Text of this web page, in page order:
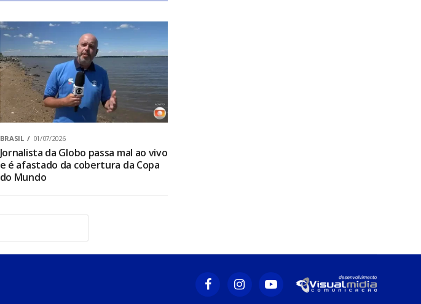
BRASIL 01/07/2026
Jornalista da Globo passa mal ao vivo
e é afastado da cobertura da Copa
do Mundo